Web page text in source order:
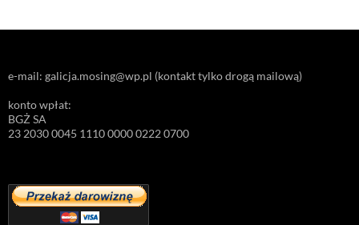
e-mail: galicja.mosing@wp.pl (kontakt tylko drogą mailową)
konto wpłat:
BGŻ SA
23 2030 0045 1110 0000 0222 0700